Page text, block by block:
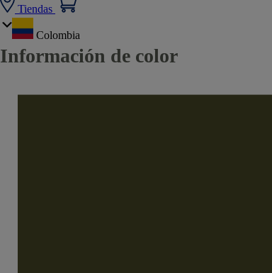
Tiendas
Colombia
Información de color